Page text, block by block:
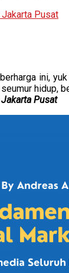
ini,
hidup,
Pusat